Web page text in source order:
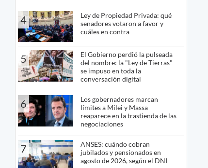
4
Ley de Propiedad Privada: qué
senadores votaron a favor y
cuáles en contra
5
El Gobierno perdió la pulseada
del nombre: la "Ley de Tierras"
se impuso en toda la
conversación digital
6
Los gobernadores marcan
límites a Milei y Massa
reaparece en la trastienda de las
negociaciones
7
ANSES: cuándo cobran
jubilados y pensionados en
agosto de 2026, según el DNI